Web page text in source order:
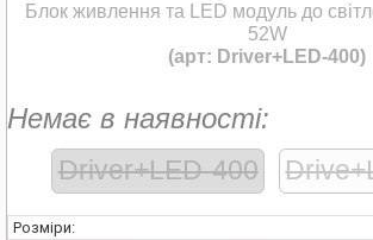
Блок живлення та LED модуль до
52W
(арт: Driver+LED-400)
Немає в наявності:
Driver+LED-400
Розміри: